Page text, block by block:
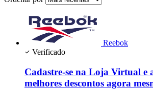
Reebok
Verificado
Cadastre-se na Loja Virtual e
melhores descontos agora